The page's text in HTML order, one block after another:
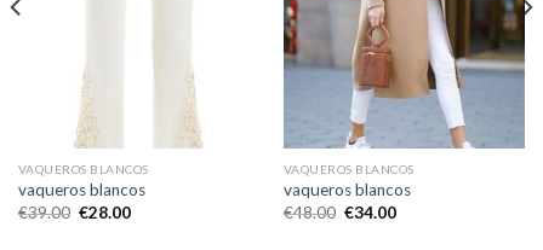
VAQUEROS BLANCOS
vaqueros blancos
€39.00 €28.00
VAQUEROS BLANCOS
vaqueros blancos
€48.00 €34.00